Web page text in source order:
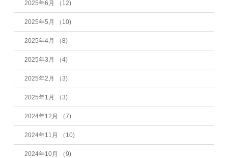
2025年6月 （12)
2025年5月 （10)
2025年4月 （8)
2025年3月 （4)
2025年2月 （3)
2025年1月 （3)
2024年12月 （7)
2024年11月 （10)
2024年10月 （9)